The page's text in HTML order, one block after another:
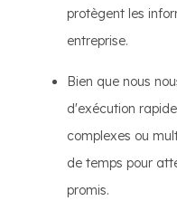
protègent les
entreprise.
Bien que nous
d'exécution
complexes ou
de temps pour
promis.